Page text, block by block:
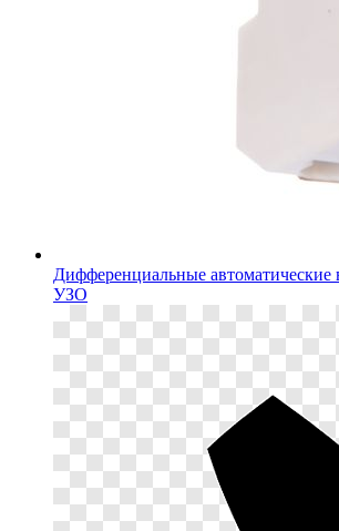
Дифференциальные автоматические
УЗО